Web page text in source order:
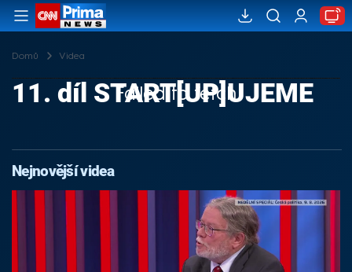
Domů Videa
Failed to fetch
11. díl START[UP]UJEME
Nejnovější videa